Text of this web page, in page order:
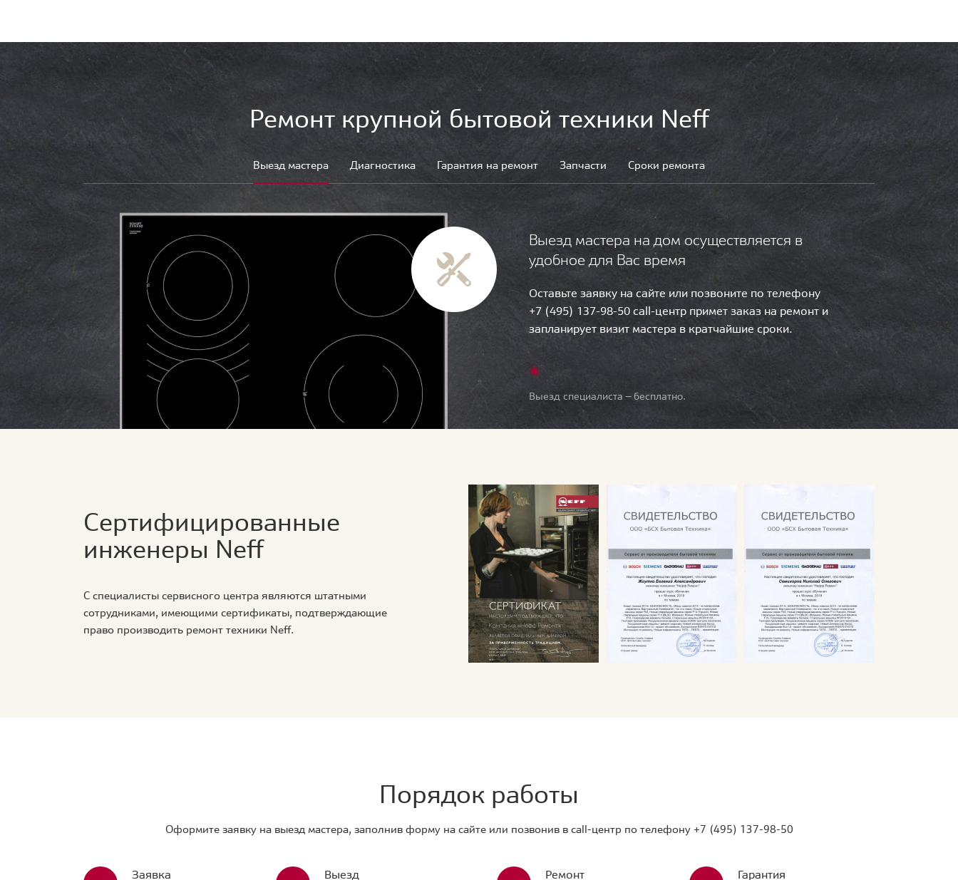
Ремонт крупной бытовой техники Neff
Выезд мастера Диагностика Гарантия на ремонт Запчасти Сроки ремонта
Выезд мастера на дом осуществляется в
удобное для Вас время
Оставьте заявку на сайте или позвоните по телефону
+7 (495) 137-98-50 call-центр примет заказ на ремонт и
запланирует визит мастера в кратчайшие сроки.
Выезд специалиста — бесплатно.
Сертифицированные
инженеры Neff
С специалисты сервисного центра являются штатными
сотрудниками, имеющими сертификаты, подтверждающие
право производить ремонт техники Neff.
Порядок работы
Оформите заявку на выезд мастера, заполнив форму на сайте или позвонив в call-центр по телефону +7 (495) 137-98-50
Заявка Выезд Ремонт Гарантия